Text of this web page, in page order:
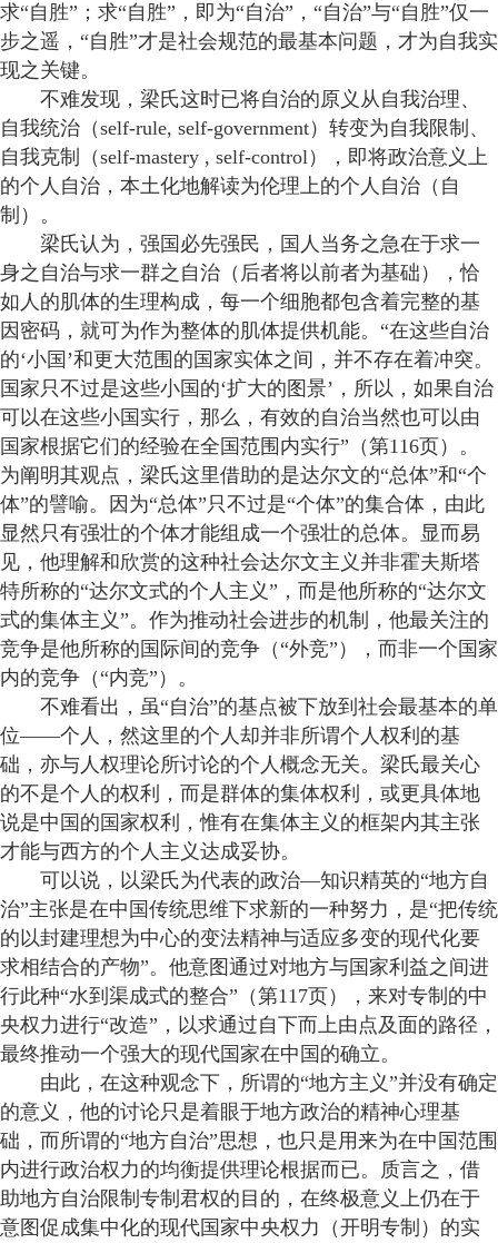
求“自胜”；求“自胜”，即为“自治”，“自治”与“自胜”仅一
步之遥，“自胜”才是社会规范的最基本问题，才为自我实
现之关键。
不难发现，梁氏这时已将自治的原义从自我治理、
自我统治（self-rule, self-government）转变为自我限制、
自我克制（self-mastery , self-control），即将政治意义上
的个人自治，本土化地解读为伦理上的个人自治（自
制）。
梁氏认为，强国必先强民，国人当务之急在于求一
身之自治与求一群之自治（后者将以前者为基础），恰
如人的肌体的生理构成，每一个细胞都包含着完整的基
因密码，就可为作为整体的肌体提供机能。“在这些自治
的‘小国’和更大范围的国家实体之间，并不存在着冲突。
国家只不过是这些小国的‘扩大的图景’，所以，如果自治
可以在这些小国实行，那么，有效的自治当然也可以由
国家根据它们的经验在全国范围内实行”（第116页）。
为阐明其观点，梁氏这里借助的是达尔文的“总体”和“个
体”的譬喻。因为“总体”只不过是“个体”的集合体，由此
显然只有强壮的个体才能组成一个强壮的总体。显而易
见，他理解和欣赏的这种社会达尔文主义并非霍夫斯塔
特所称的“达尔文式的个人主义”，而是他所称的“达尔文
式的集体主义”。作为推动社会进步的机制，他最关注的
竞争是他所称的国际间的竞争（“外竞”），而非一个国家
内的竞争（“内竞”）。
不难看出，虽“自治”的基点被下放到社会最基本的单
位——个人，然这里的个人却并非所谓个人权利的基
础，亦与人权理论所讨论的个人概念无关。梁氏最关心
的不是个人的权利，而是群体的集体权利，或更具体地
说是中国的国家权利，惟有在集体主义的框架内其主张
才能与西方的个人主义达成妥协。
可以说，以梁氏为代表的政治—知识精英的“地方自
治”主张是在中国传统思维下求新的一种努力，是“把传统
的以封建理想为中心的变法精神与适应多变的现代化要
求相结合的产物”。他意图通过对地方与国家利益之间进
行此种“水到渠成式的整合”（第117页），来对专制的中
央权力进行“改造”，以求通过自下而上由点及面的路径，
最终推动一个强大的现代国家在中国的确立。
由此，在这种观念下，所谓的“地方主义”并没有确定
的意义，他的讨论只是着眼于地方政治的精神心理基
础，而所谓的“地方自治”思想，也只是用来为在中国范围
内进行政治权力的均衡提供理论根据而已。质言之，借
助地方自治限制专制君权的目的，在终极意义上仍在于
意图促成集中化的现代国家中央权力（开明专制）的实